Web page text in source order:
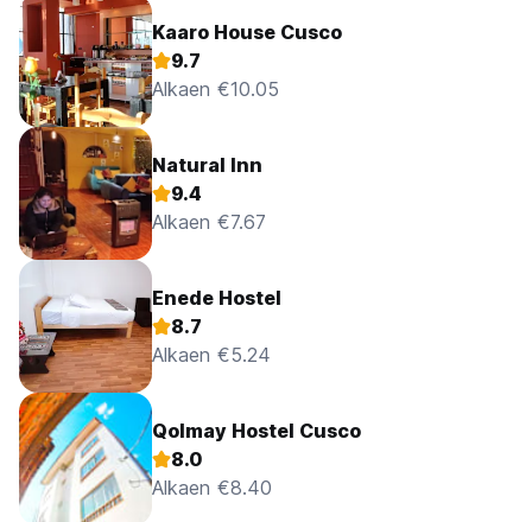
Kaaro House Cusco
9.7
Alkaen €10.05
Natural Inn
9.4
Alkaen €7.67
Enede Hostel
8.7
Alkaen €5.24
Qolmay Hostel Cusco
8.0
Alkaen €8.40